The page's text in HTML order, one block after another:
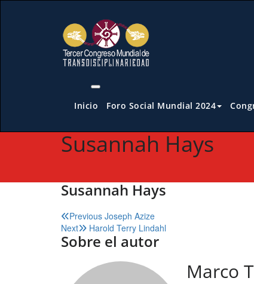
Inicio Foro Social Mundial 2024
Susannah Hays
Susannah Hays
Navegación
de
entradas
Previous Joseph Azize
Next
Harold Terry Lindahl
Sobre el autor
Marco